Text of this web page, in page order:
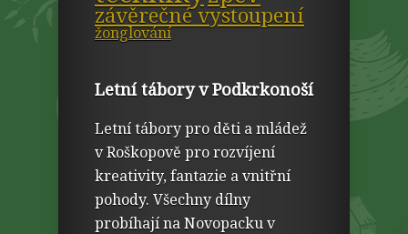
závěrečné vystoupení
žonglování
Letní tábory v Podkrkonoší
Letní tábory pro děti a mládež
v Roškopově pro rozvíjení
kreativity, fantazie a vnitřní
pohody. Všechny dílny
probíhají na Novopacku v